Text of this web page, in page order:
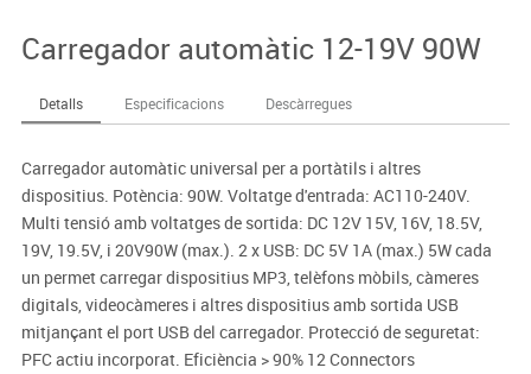
Carregador automàtic 12-19V 90W
Detalls Especificacions Descàrregues
Carregador automàtic universal per a portàtils i altres
dispositius. Potència: 90W. Voltatge d'entrada: AC110-240V.
Multi tensió amb voltatges de sortida: DC 12V 15V, 16V, 18.5V,
19V, 19.5V, i 20V90W (max.). 2 x USB: DC 5V 1A (max.) 5W cada
un permet carregar dispositius MP3, telèfons mòbils, càmeres
digitals, videocàmeres i altres dispositius amb sortida USB
mitjançant el port USB del carregador. Protecció de seguretat:
PFC actiu incorporat. Eficiència > 90% 12 Connectors